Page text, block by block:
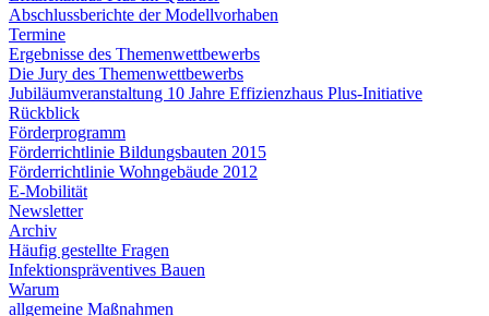
Abschlussberichte der Modellvorhaben
Termine
Ergebnisse des Themenwettbewerbs
Die Jury des Themenwettbewerbs
Jubiläumveranstaltung 10 Jahre Effizienzhaus Plus-Initiative
Rückblick
Förderprogramm
Förderrichtlinie Bildungsbauten 2015
Förderrichtlinie Wohngebäude 2012
E-Mobilität
Newsletter
Archiv
Häufig gestellte Fragen
Infektionspräventives Bauen
Warum
allgemeine Maßnahmen